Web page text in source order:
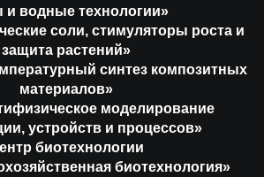
и водные технологии»
соли, стимуляторы роста и
защита растений»
синтез композитных
материалов»
моделирование
устройств и процессов»
биотехнологии
биотехнология»